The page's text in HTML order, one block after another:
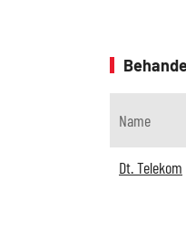
Name
Dt. Telekom